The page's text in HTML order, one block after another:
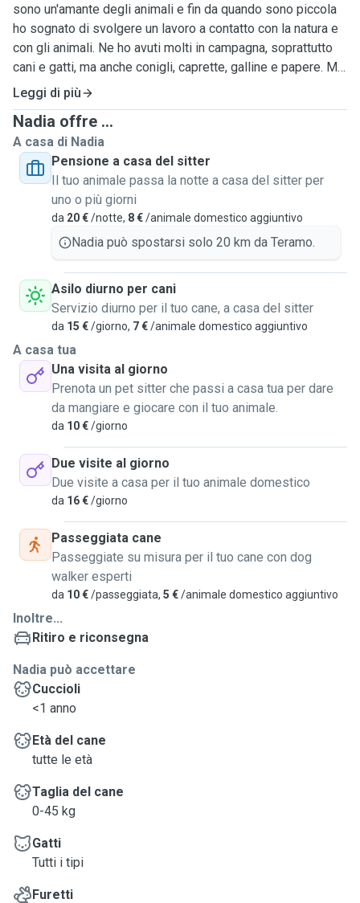
sono un'amante degli animali e fin da quando sono piccola
ho sognato di svolgere un lavoro a contatto con la natura e
con gli animali. Ne ho avuti molti in campagna, soprattutto
cani e gatti, ma anche conigli, caprette, galline e papere. Mi
fa stare bene prendermi cura di loro e farli divertire, per
questo motivo ho deciso di prendermi cura anche di altri
pelosetti oltre ai miei. Ho deciso di di farlo
professionalmente per guadagnare qualche soldino per
iniziare ad indipendizzarmi e non far pesare tutte le mie
spese universitarie ai miei genitori. Un altro motivo della
mia scelta è di poter conoscere meglio il carattere di
diversi animali (anche diverse razze di cani) per capire
meglio il loro comportamento dato che tra qualche anno
Per ora posso offrire il mio servizio il fine settimana o
durante la settimana mettendoci d'accordo per conciliare
lezioni, studio e lavoro. Farò fare passeggiate, giochi e
somministrerò cibo secondo le indicazioni del proprietario.
Se mi sceglierete vi ringrazio per la fiducia e il sostegno.
Leggi di più
Nadia offre ...
A casa di Nadia
Pensione a casa del sitter
Il tuo animale passa la notte a casa del sitter per
uno o più giorni
da 20 €/notte, 8 €/animale domestico aggiuntivo
Nadia può spostarsi solo 20 km da Teramo.
Asilo diurno per cani
Servizio diurno per il tuo cane, a casa del sitter
da 15 €/giorno, 7 €/animale domestico aggiuntivo
A casa tua
Una visita al giorno
Prenota un pet sitter che passi a casa tua per dare
da mangiare e giocare con il tuo animale.
da 10 €/giorno
Due visite al giorno
Due visite a casa per il tuo animale domestico
da 16 €/giorno
Passeggiata cane
Passeggiate su misura per il tuo cane con dog
walker esperti
da 10 €/passeggiata, 5 €/animale domestico aggiuntivo
Inoltre...
Ritiro e riconsegna
Nadia può accettare
Cuccioli
<1 anno
Età del cane
tutte le età
Taglia del cane
0-45 kg
Gatti
Tutti i tipi
Furetti